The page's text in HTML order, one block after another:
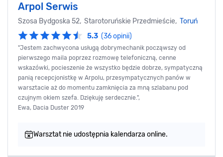
Arpol Serwis
Szosa Bydgoska 52, Starotoruńskie Przedmieście, Toruń
5.3 (36 opinii)
"Jestem zachwycona usługą dobrymechanik począwszy od
pierwszego maila poprzez rozmowę telefoniczną, cenne
wskazówki, pocieszenie że wszystko będzie dobrze, sympatyczną
panią recepcjonistkę w Arpolu, przesympatycznych panów w
warsztacie aż do momentu zamknięcia za mną szlabanu pod
czujnym okiem szefa. Dziękuję serdecznie.",
Ewa, Dacia Duster 2019
Warsztat nie udostępnia kalendarza online.